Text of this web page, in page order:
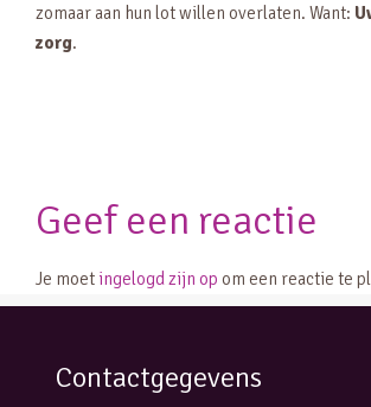
zomaar aan hun lot willen overlaten. Want:
zorg.
Geef een reactie
Je moet ingelogd zijn op om een reactie te
Contactgegevens